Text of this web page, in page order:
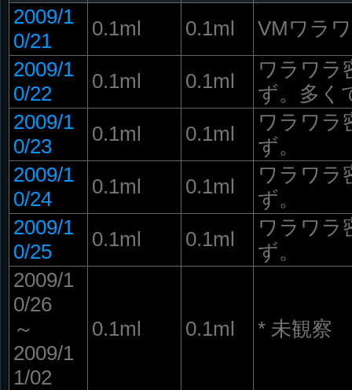
2009/1
0/21
0.1ml 0.1ml
VMワラ
2009/1
0/22
0.1ml 0.1ml
ワラワラ
ず。多く
2009/1
0/23
0.1ml 0.1ml
ワラワラ
ず。
2009/1
0/24
0.1ml 0.1ml
ワラワラ
ず。
2009/1
0/25
0.1ml 0.1ml
ワラワラ
ず。
2009/1
0/26
～
2009/1
1/02
0.1ml 0.1ml * 未観察